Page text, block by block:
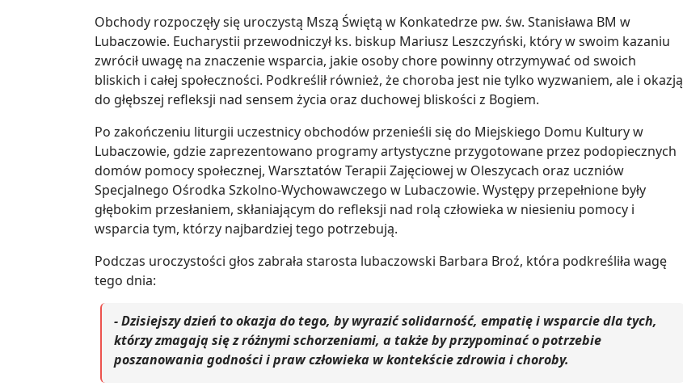
Obchody rozpoczęły się uroczystą Mszą Świętą w Konkatedrze pw. św. Stanisława BM w
Lubaczowie. Eucharystii przewodniczył ks. biskup Mariusz Leszczyński, który w swoim kazaniu
zwrócił uwagę na znaczenie wsparcia, jakie osoby chore powinny otrzymywać od swoich
bliskich i całej społeczności. Podkreślił również, że choroba jest nie tylko wyzwaniem, ale i okazją
do głębszej refleksji nad sensem życia oraz duchowej bliskości z Bogiem.
Po zakończeniu liturgii uczestnicy obchodów przenieśli się do Miejskiego Domu Kultury w
Lubaczowie, gdzie zaprezentowano programy artystyczne przygotowane przez podopiecznych
domów pomocy społecznej, Warsztatów Terapii Zajęciowej w Oleszycach oraz uczniów
Specjalnego Ośrodka Szkolno-Wychowawczego w Lubaczowie. Występy przepełnione były
głębokim przesłaniem, skłaniającym do refleksji nad rolą człowieka w niesieniu pomocy i
wsparcia tym, którzy najbardziej tego potrzebują.
Podczas uroczystości głos zabrała starosta lubaczowski Barbara Broź, która podkreśliła wagę
tego dnia:
- Dzisiejszy dzień to okazja do tego, by wyrazić solidarność, empatię i wsparcie dla tych,
którzy zmagają się z różnymi schorzeniami, a także by przypominać o potrzebie
poszanowania godności i praw człowieka w kontekście zdrowia i choroby.